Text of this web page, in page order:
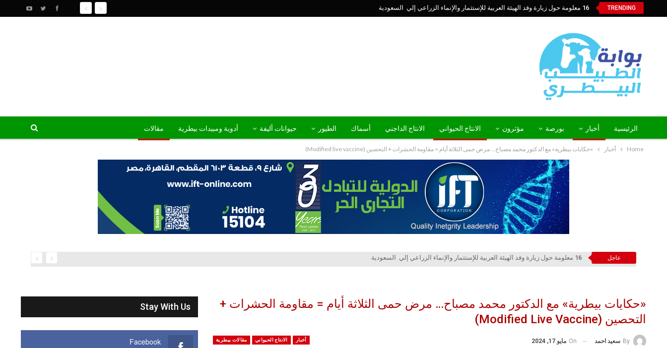
TRENDING 16 معلومة حول زيارة وفد الهيئة العربية للإستثمار والإنماء الزراعي إلي السعودية
الرئيسية أخبار بورصة مؤثرون الانتاج الحيواني الانتاج الداجني أسماك الطيور حيوانات أليفة أدوية ومبيدات بيطرية مقالات
Home أخبار «حكايات بيطرية» مع الدكتور محمد مصباح… مرض حمى الثلاثة أيام = مقاومة الحشرات + التحصين (Modified live vaccine)
عاجل 16 معلومة حول زيارة وفد الهيئة العربية للإستثمار والإنماء الزراعي إلي السعودية
«حكايات بيطرية» مع الدكتور محمد مصباح… مرض حمى الثلاثة أيام = مقاومة الحشرات +
التحصين (Modified Live Vaccine)
أخبار الانتاج الحيواني مقالات بيطرية By سعيد احمد On مايو 17, 2024
Stay With Us
Facebook